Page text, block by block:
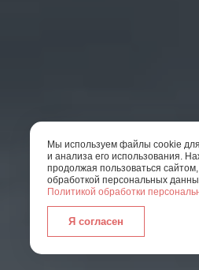
Мы используем файлы cookie
и анализа его использования.
продолжая пользоваться
обработкой персональных
Политикой обработки
Я согласен